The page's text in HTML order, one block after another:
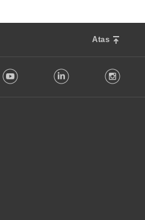
Atas
Youtube LinkedIn